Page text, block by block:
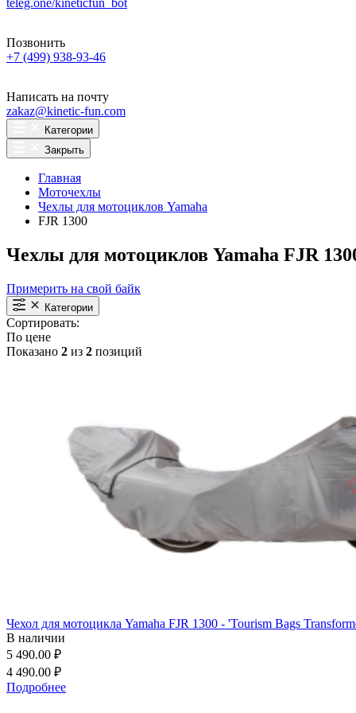
teleg.one/kineticfun_bot
Позвонить
+7 (499) 938-93-46
Написать на почту
zakaz@kinetic-fun.com
Категории
Закрыть
Главная
Моточехлы
Чехлы для мотоциклов Yamaha
FJR 1300
Чехлы для мотоциклов Yamaha FJR
Примерить на свой байк
Категории
Сортировать:
По цене
Показано 2 из 2 позиций
Чехол для мотоцикла Yamaha FJR 1300 - 'Tourism Bags
В наличии
5 490.00 ₽
4 490.00 ₽
Подробнее